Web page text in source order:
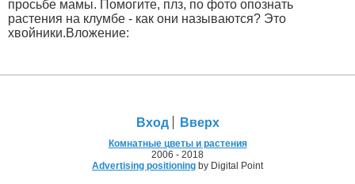
просьбе мамы. Помогите, плз, по фото опознать
растения на клумбе - как они называются? Это
хвойники.Вложение:
Вход Вверх
Комнатные цветы и растения
2006 - 2018
Advertising positioning by Digital Point